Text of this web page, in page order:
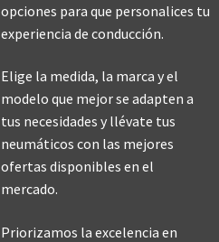
opciones para que personalices tu
experiencia de conducción.
Elige la medida, la marca y el
modelo que mejor se adapten a
tus necesidades y llévate tus
neumáticos con las mejores
ofertas disponibles en el
mercado.
Priorizamos la excelencia en